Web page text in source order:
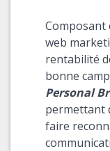
Composant
web
rentabilité
bonne
Personal
permettant
faire